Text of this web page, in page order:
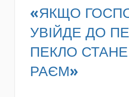
«ЯКЩО
УВІЙДЕ ДО
ПЕКЛО СТАНЕ
РАЄМ»